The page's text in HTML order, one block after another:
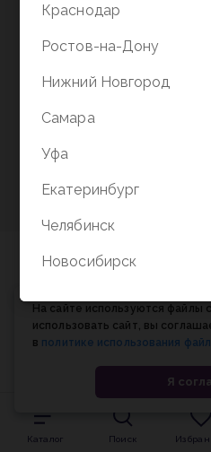
Политика
Каталог Поиск
На сайте используются файлы
использовать сайт, вы
в политике использования
Я
Краснодар
Ростов-на-Дону
Нижний Новгород
Самара
Уфа
Екатеринбург
Челябинск
Новосибирск